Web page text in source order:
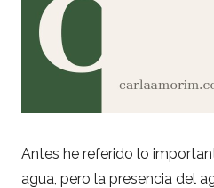
Antes he referido lo
agua, pero la presencia del